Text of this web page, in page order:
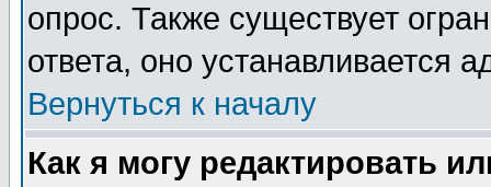
опрос. Также существует
ответа, оно устанавливается
Вернуться к началу
Как я могу редактировать